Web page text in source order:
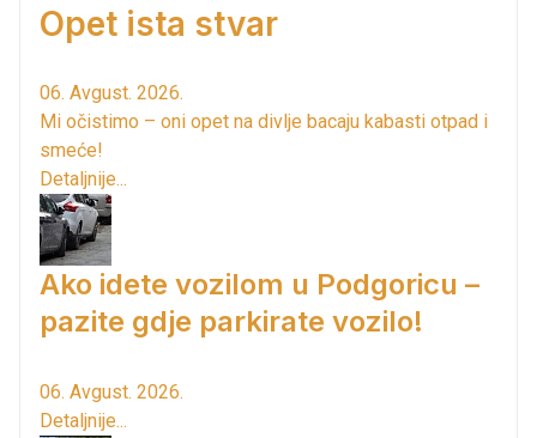
Opet ista stvar
06. Avgust. 2026.
Mi očistimo – oni opet na divlje bacaju kabasti otpad i
smeće!
Detaljnije...
Ako idete vozilom u Podgoricu –
pazite gdje parkirate vozilo!
06. Avgust. 2026.
Detaljnije...